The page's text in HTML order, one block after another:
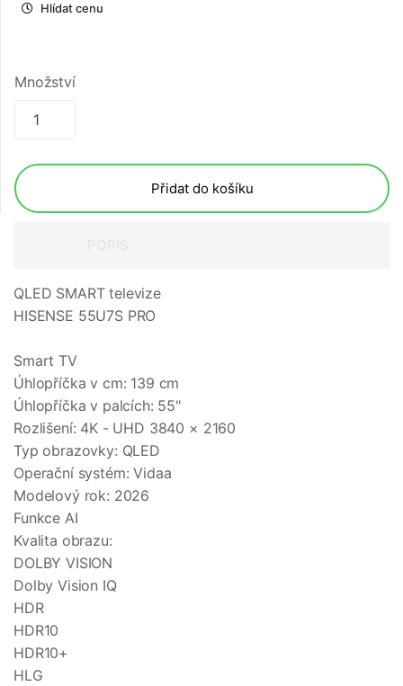
Hlídat cenu
Množství
Přidat do košíku
QLED SMART televize
HISENSE 55U7S PRO
Smart TV
Úhlopříčka v cm: 139 cm
Úhlopříčka v palcích: 55"
Rozlišení: 4K - UHD 3840 × 2160
Typ obrazovky: QLED
Operační systém: Vidaa
Modelový rok: 2026
Funkce AI
Kvalita obrazu:
DOLBY VISION
Dolby Vision IQ
HDR
HDR10
HDR10+
HLG